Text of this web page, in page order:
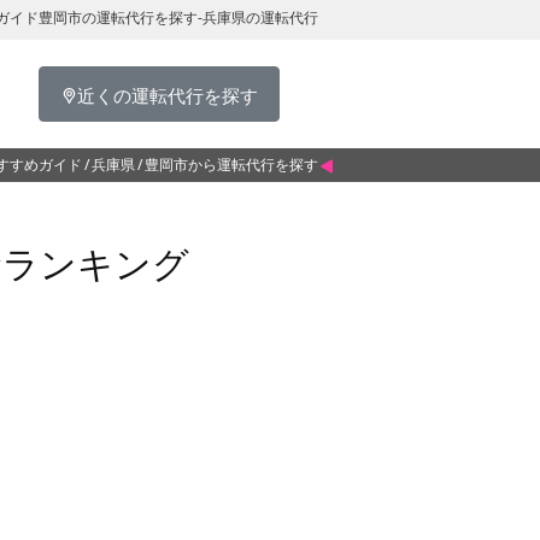
ド豊岡市の運転代行を探す-兵庫県の運転代行
近くの運転代行を探す
すめガイド 兵庫県 豊岡市から運転代行を探す
ンキング